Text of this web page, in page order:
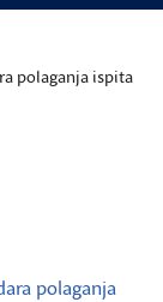
polaganja ispita
polaganja